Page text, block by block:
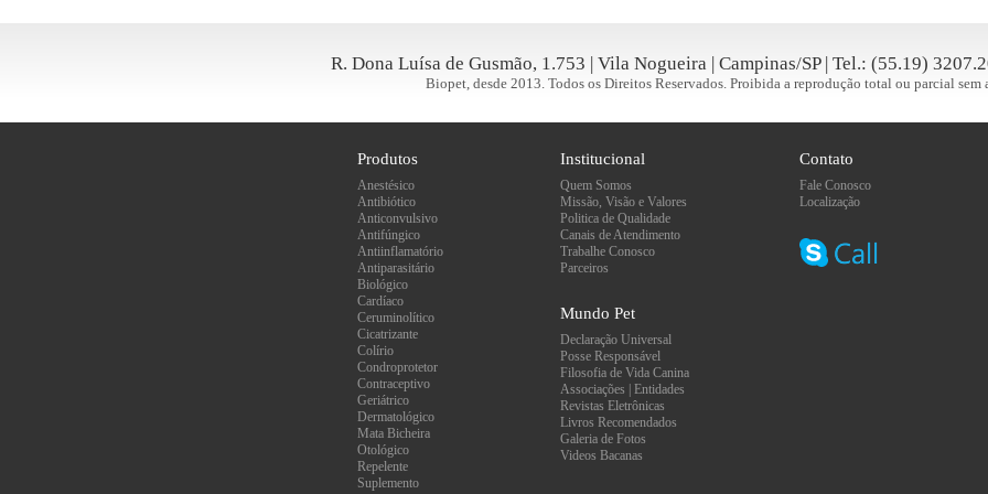
R. Dona Luísa de Gusmão, 1.753 | Vila Nogueira | Campinas/SP | Tel.: (55.19)
Biopet, desde 2013. Todos os Direitos Reservados. Proibida a reprodução total ou parcial sem
Produtos
Anestésico
Antibiótico
Anticonvulsivo
Antifúngico
Antiinflamatório
Antiparasitário
Biológico
Cardíaco
Ceruminolítico
Cicatrizante
Colírio
Condroprotetor
Contraceptivo
Geriátrico
Dermatológico
Mata Bicheira
Otológico
Repelente
Suplemento
Institucional
Quem Somos
Missão, Visão e Valores
Politica de Qualidade
Canais de Atendimento
Trabalhe Conosco
Parceiros
Mundo Pet
Declaração Universal
Posse Responsável
Filosofia de Vida Canina
Associações | Entidades
Revistas Eletrônicas
Livros Recomendados
Galeria de Fotos
Videos Bacanas
Contato
Fale Conosco
Localização